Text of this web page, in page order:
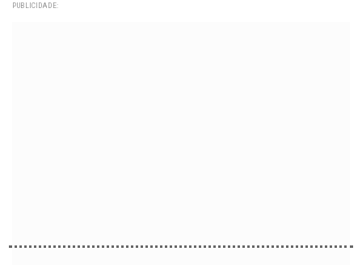
PUBLICIDADE: